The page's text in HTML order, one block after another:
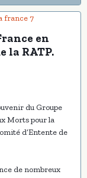
en
la RATP.
du Groupe
Morts pour la
d’Entente de
de nombreux